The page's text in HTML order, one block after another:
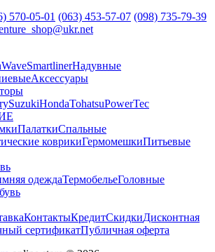
570-05-01 (063) 453-57-07 (098) 735-79-39
SmartlinerНадувные
Аксессуары
SuzukiHondaTohatsuPowerTec
ПалаткиСпальные
коврикиГермомешкиПитьевые
одеждаТермобельеГоловные
КонтактыКредитСкидкиДисконтная
сертификатПубличная оферта